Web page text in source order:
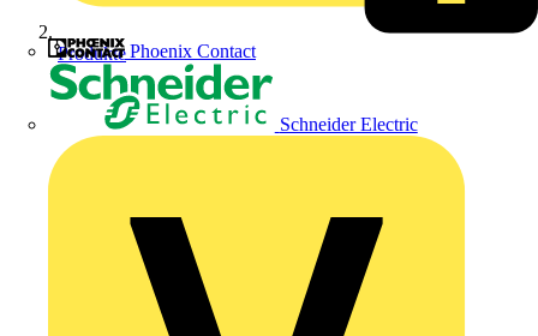
Phoenix Contact
Schneider Electric
Produkte